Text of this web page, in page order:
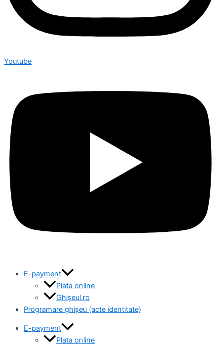
Youtube
E-payment
Plata online
Ghișeul.ro
Programare ghișeu (acte identitate)
E-payment
Plata online